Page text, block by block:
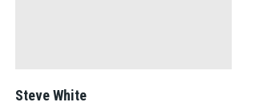
Steve White